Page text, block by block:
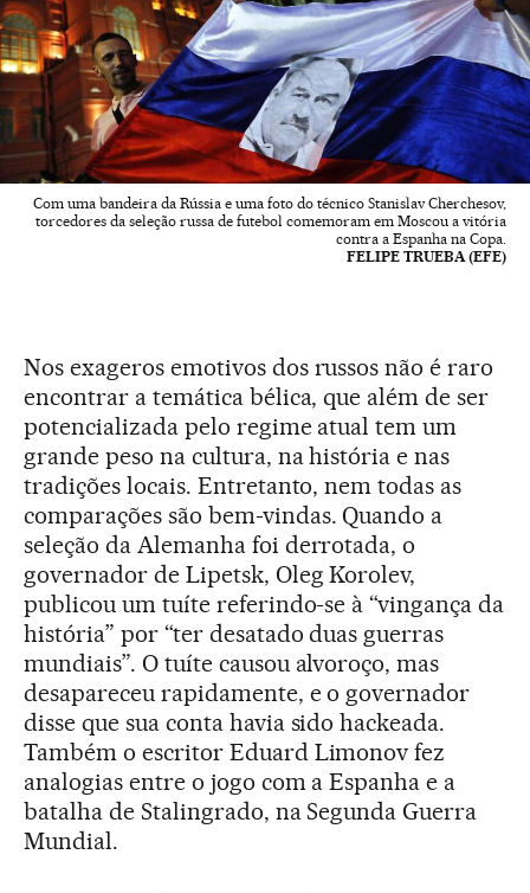
Com uma bandeira da Rússia e uma foto do técnico Stanislav Cherchesov,
torcedores da seleção russa de futebol comemoram em Moscou a vitória
contra a Espanha na Copa.
FELIPE TRUEBA (EFE)
Nos exageros emotivos dos russos não é raro
encontrar a temática bélica, que além de ser
potencializada pelo regime atual tem um
grande peso na cultura, na história e nas
tradições locais. Entretanto, nem todas as
comparações são bem-vindas. Quando a
seleção da Alemanha foi derrotada, o
governador de Lipetsk, Oleg Korolev,
publicou um tuíte referindo-se à “vingança da
história” por “ter desatado duas guerras
mundiais”. O tuíte causou alvoroço, mas
desapareceu rapidamente, e o governador
disse que sua conta havia sido hackeada.
Também o escritor Eduard Limonov fez
analogias entre o jogo com a Espanha e a
batalha de Stalingrado, na Segunda Guerra
Mundial.